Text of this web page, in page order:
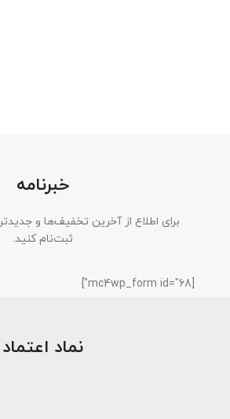
خبرنامه
برای اطلاع از آخرین تخفیف‌ها و
ثبت‌نام کنید.
[mc4wp_form id="68"]
نماد اعتماد